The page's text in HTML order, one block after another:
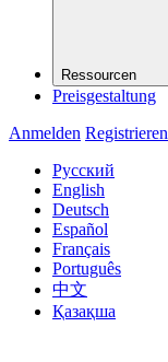
Ressourcen
Preisgestaltung
Anmelden Registrieren
Русский
English
Deutsch
Español
Français
Português
中文
Қазақша